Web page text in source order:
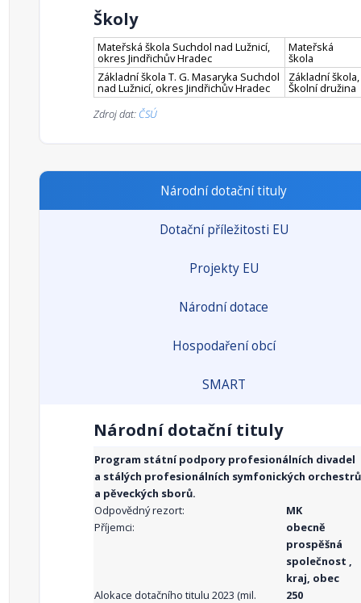
Školy
Mateřská škola Suchdol nad Lužnicí,
okres Jindřichův Hradec
Mateřská
škola
Základní škola T. G. Masaryka Suchdol
nad Lužnicí, okres Jindřichův Hradec
Základní škola,
Školní družina
Zdroj dat: ČSÚ
Národní dotační tituly
Dotační příležitosti EU
Projekty EU
Národní dotace
Hospodaření obcí
SMART
Národní dotační tituly
Program státní podpory profesionálních divadel
a stálých profesionálních symfonických orchestrů
a pěveckých sborů.
Odpovědný rezort:
MK
Příjemci:
obecně
prospěšná
společnost ,
kraj, obec
Alokace dotačního titulu 2023 (mil.
250